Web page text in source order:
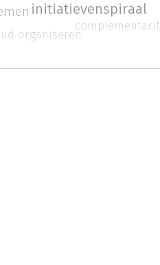
initiatievenspiraal
organiseren